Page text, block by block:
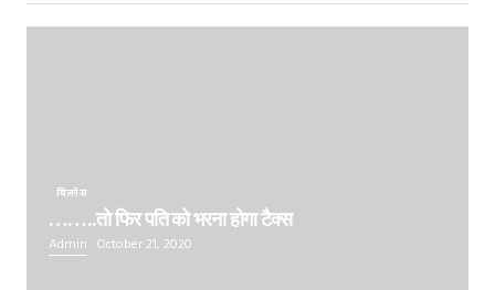
बिज़नेस
……..तो फिर पति को भरना होगा टैक्स
Admin October 21, 2020